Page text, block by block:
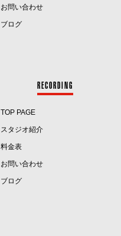
お問い合わせ
ブログ
RECORDING
TOP PAGE
スタジオ紹介
料金表
お問い合わせ
ブログ